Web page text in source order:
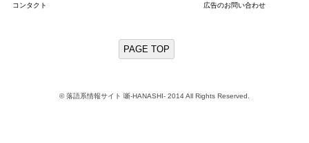
コンタクト
広告のお問い合わせ
PAGE TOP
© 落語系情報サイト 噺-HANASHI- 2014 All Rights Reserved.